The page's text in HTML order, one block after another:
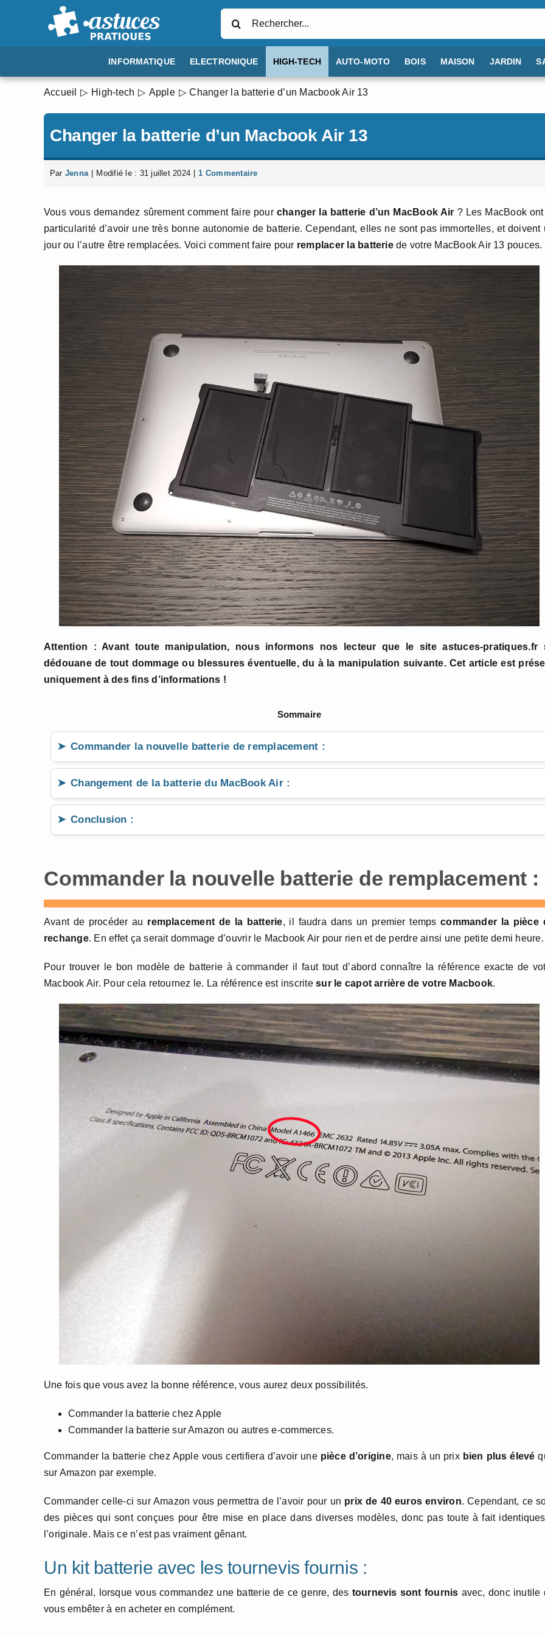
INFORMATIQUE ELECTRONIQUE HIGH-TECH AUTO-MOTO BOIS MAISON JARDIN
Accueil High-tech Apple Changer la batterie d’un Macbook Air 13
Changer la batterie d’un Macbook Air 13
Par Jenna Modifié le : 31 juillet 2024 1 Commentaire
Vous vous demandez sûrement comment faire pour changer la batterie d’un MacBook Air ? Les MacBook
particularité d’avoir une très bonne autonomie de batterie. Cependant, elles ne sont pas immortelles, et doivent
jour ou l’autre être remplacées. Voici comment faire pour remplacer la batteriede votre MacBook Air 13 pouces.
Attention : Avant toute manipulation, nous informons nos lecteur que le site astuces-pratiques.fr
dédouane de tout dommage ou blessures éventuelle, du à la manipulation suivante. Cet article est
uniquement à des fins d’informations !
Sommaire
Commander la nouvelle batterie de remplacement :
Changement de la batterie du MacBook Air :
Conclusion :
Commander la nouvelle batterie de remplacement :
Avant de procéder au remplacement de la batterie, il faudra dans un premier tempscommander la pièce
rechange. En effet ça serait dommage d’ouvrir le Macbook Air pour rien et de perdre ainsi une petite demi heure.
Pour trouver le bon modèle de batterie à commander il faut tout d’abord connaître la référence exacte de
Macbook Air. Pour cela retournez le. La référence est inscritesur le capot arrière de votre Macbook.
Une fois que vous avez la bonne référence, vous aurez deux possibilités.
Commander la batterie chez Apple
Commander la batterie sur Amazon ou autres e-commerces.
Commander la batterie chez Apple vous certifiera d’avoir une pièce d’origine, mais à un prix bien plus élevé
sur Amazon par exemple.
Commander celle-ci sur Amazon vous permettra de l’avoir pour un prix de 40 euros environ. Cependant, ce
des pièces qui sont conçues pour être mise en place dans diverses modèles, donc pas toute à fait
l’originale. Mais ce n’est pas vraiment gênant.
Un kit batterie avec les tournevis fournis :
En général, lorsque vous commandez une batterie de ce genre, des tournevis sont fournis avec, donc inutile
vous embêter à en acheter en complément.